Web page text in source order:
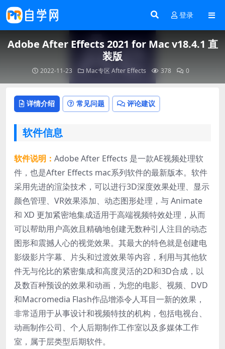
登录
Adobe After Effects 2021 for Mac v18.4.1 直
装版
2022-11-23 Mac专区 After Effects 378 0
详情介绍 常见问题 评论建议
软件信息
软件说明： Adobe After Effects 是一款AE视频处理软
件，也是After Effects mac系列软件的最新版本。软件
采用先进的渲染技术，可以进行3D深度效果处理、显示
颜色管理、VR效果添加、动态图形处理，与 Animate
和 XD 更加紧密地集成适用于高端视频特效处理，从而
可以帮助用户高效且精确地创建无数种引人注目的动态
图形和震撼人心的视觉效果。其最大的特色就是创建电
影级影片字幕、片头和过渡效果等内容，利用与其他软
件无与伦比的紧密集成和高度灵活的2D和3D合成，以
及数百种预设的效果和动画，为您的电影、视频、DVD
和Macromedia Flash作品增添令人耳目一新的效果，
非常适用于从事设计和视频特技的机构，包括电视台、
动画制作公司、个人后期制作工作室以及多媒体工作
室，属于层类型后期软件。